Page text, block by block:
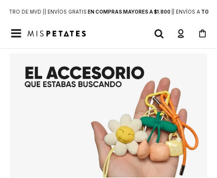
DE MVD | | ENVÍOS GRATIS EN COMPRAS MAYORES A $1.800 | ENVÍOS ATODO
